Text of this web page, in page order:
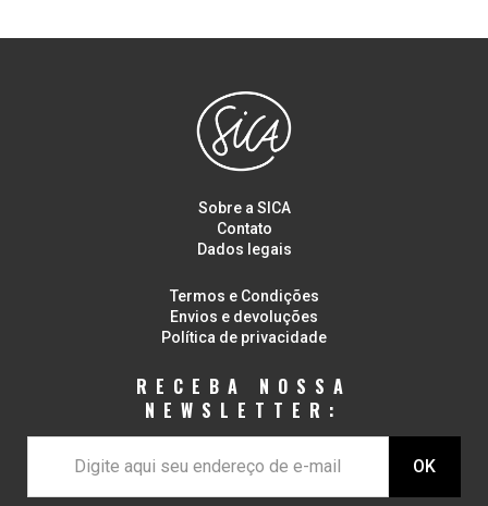
Sobre a SICA
Contato
Dados legais
Termos e Condições
Envios e devoluções
Política de privacidade
RECEBA NOSSA
NEWSLETTER: